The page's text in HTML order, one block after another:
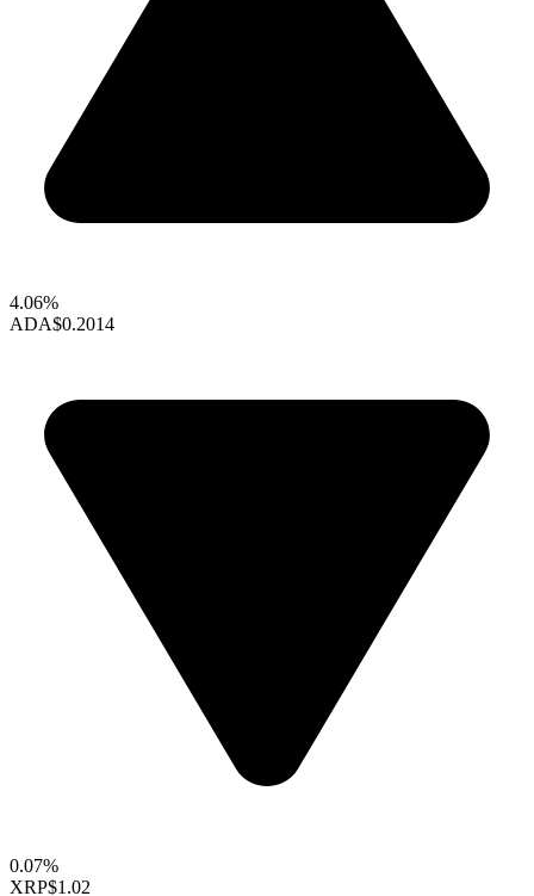
4.06%
ADA$0.2014
0.07%
XRP$1.02